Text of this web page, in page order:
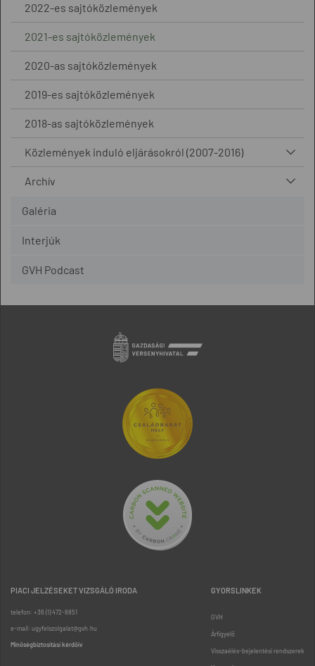
2022-es sajtóközlemények
2021-es sajtóközlemények
2020-as sajtóközlemények
2019-es sajtóközlemények
2018-as sajtóközlemények
Közlemények induló eljárásokról (2007-2016)
Archív
Galéria
Interjúk
GVH Podcast
PIACI JELZÉSEKET VIZSGÁLÓ IRODA
telefon: +36 (1) 472-8851
e-mail: ugyfelszolgalat@gvh.hu
Minőségbiztosítási kérdőív
GYORSLINKEK
GVH
Árfigyelő
Visszaélés-bejelentési rendszerek